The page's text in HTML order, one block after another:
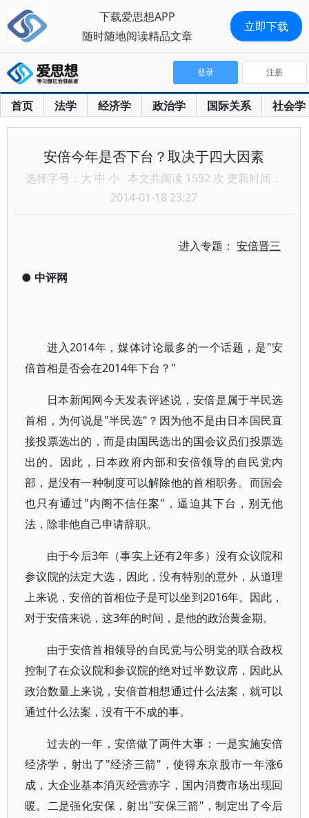
首页 法学 经济学 政治学 国际关系 社会学
登录 注册
安倍今年是否下台？取决于四大因素
选择字号： 大 中 小 本文共阅读 1592 次 更新时间：
2014-01-18 23:27
进入专题：安倍晋三
● 中评网
进入2014年，媒体讨论最多的一个话题，是"安
倍首相是否会在2014年下台？"
日本新闻网今天发表评述说，安倍是属于半民选
首相，为何说是"半民选"？因为他不是由日本国民直
接投票选出的，而是由国民选出的国会议员们投票选
出的。因此，日本政府内部和安倍领导的自民党内
部，是没有一种制度可以解除他的首相职务。而国会
也只有通过"内阁不信任案"，逼迫其下台，别无他
法，除非他自己申请辞职。
由于今后3年（事实上还有2年多）没有众议院和
参议院的法定大选，因此，没有特别的意外，从道理
上来说，安倍的首相位子是可以坐到2016年。因此，
对于安倍来说，这3年的时间，是他的政治黄金期。
由于安倍首相领导的自民党与公明党的联合政权
控制了在众议院和参议院的绝对过半数议席，因此从
政治数量上来说，安倍首相想通过什么法案，就可以
通过什么法案，没有干不成的事。
过去的一年，安倍做了两件大事：一是实施安倍
经济学，射出了"经济三箭"，使得东京股市一年涨6
成，大企业基本消灭经营赤字，国内消费市场出现回
暖。二是强化安保，射出"安保三箭"，制定出了今后
下载爱思想APP
随时随地阅读精品文章
立即下载